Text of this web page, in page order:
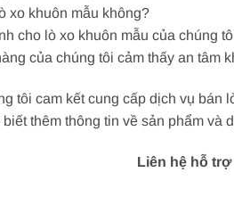
xo khuôn mẫu không?
cho lò xo khuôn mẫu của chúng
của chúng tôi cảm thấy an tâm
tôi cam kết cung cấp dịch vụ
thêm thông tin về sản phẩm và
Liên hệ hỗ trợ